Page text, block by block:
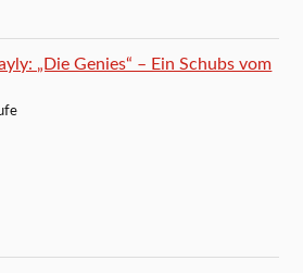
„Die Genies“ – Ein Schubs vom